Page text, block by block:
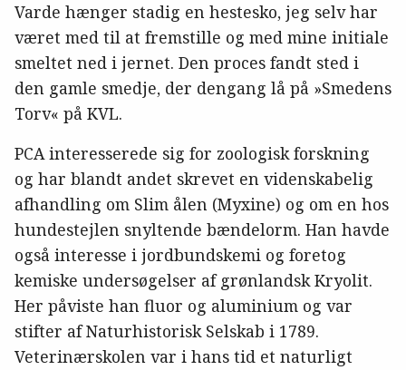
Varde hænger stadig en hestesko, jeg selv har
været med til at fremstille og med mine initiale
smeltet ned i jernet. Den proces fandt sted i
den gamle smedje, der dengang lå på »Smedens
Torv« på KVL.
PCA interesserede sig for zoologisk forskning
og har blandt andet skrevet en videnskabelig
afhandling om Slim ålen (Myxine) og om en hos
hundestejlen snyltende bændelorm. Han havde
også interesse i jordbundskemi og foretog
kemiske undersøgelser af grønlandsk Kryolit.
Her påviste han fluor og aluminium og var
stifter af Naturhistorisk Selskab i 1789.
Veterinærskolen var i hans tid et naturligt